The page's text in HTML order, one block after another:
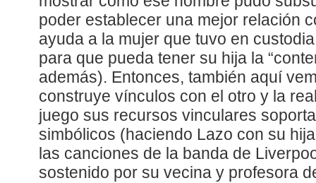
poder establecer una mejor relación
ayuda a la mujer que tuvo en
para que pueda tener su hija la
además). Entonces, también aquí
construye vínculos con el otro y la
juego sus recursos vinculares
simbólicos (haciendo Lazo con su
las canciones de la banda de
sostenido por su vecina y profesora